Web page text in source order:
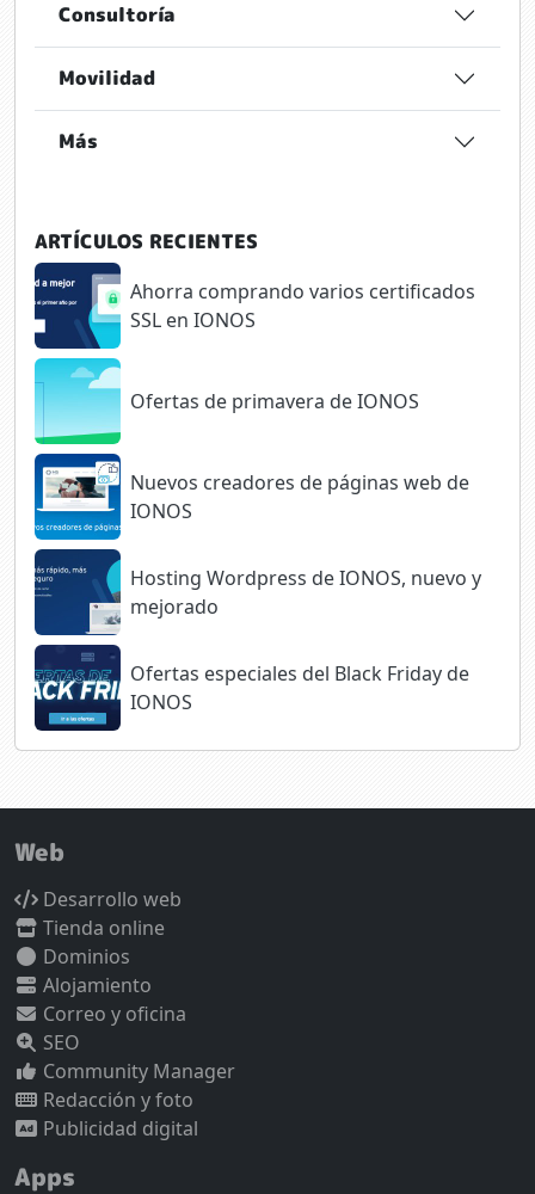
Consultoría
Movilidad
Más
ARTÍCULOS RECIENTES
Ahorra comprando varios certificados
SSL en IONOS
Ofertas de primavera de IONOS
Nuevos creadores de páginas web de
IONOS
Hosting Wordpress de IONOS, nuevo y
mejorado
Ofertas especiales del Black Friday de
IONOS
Web
Desarrollo web
Tienda online
Dominios
Alojamiento
Correo y oficina
SEO
Community Manager
Redacción y foto
Publicidad digital
Apps